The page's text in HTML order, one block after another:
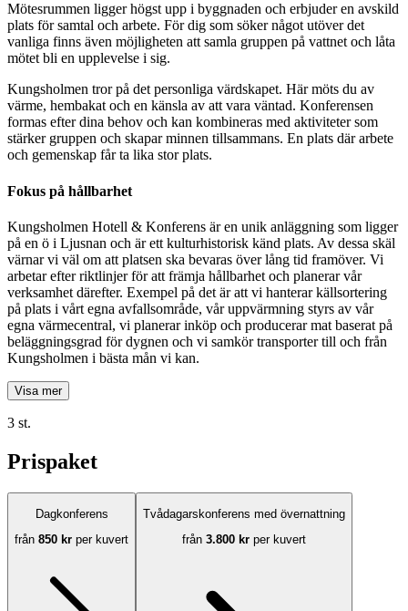
Mötesrummen ligger högst upp i byggnaden och erbjuder en avskild
plats för samtal och arbete. För dig som söker något utöver det
vanliga finns även möjligheten att samla gruppen på vattnet och låta
mötet bli en upplevelse i sig.
Kungsholmen tror på det personliga värdskapet. Här möts du av
värme, hembakat och en känsla av att vara väntad. Konferensen
formas efter dina behov och kan kombineras med aktiviteter som
stärker gruppen och skapar minnen tillsammans. En plats där arbete
och gemenskap får ta lika stor plats.
Fokus på hållbarhet
Kungsholmen Hotell & Konferens är en unik anläggning som ligger
på en ö i Ljusnan och är ett kulturhistorisk känd plats. Av dessa skäl
värnar vi väl om att platsen ska bevaras över lång tid framöver. Vi
arbetar efter riktlinjer för att främja hållbarhet och planerar vår
verksamhet därefter. Exempel på det är att vi hanterar källsortering
på plats i vårt egna avfallsområde, vår uppvärmning styrs av vår
egna värmecentral, vi planerar inköp och producerar mat baserat på
beläggningsgrad för dygnen och vi samkör transporter till och från
Kungsholmen i bästa mån vi kan.
Visa mer
3 st.
Prispaket
Dagkonferens
från 850 kr per kuvert
Tvådagarskonferens med övernattning
från 3.800 kr per kuvert